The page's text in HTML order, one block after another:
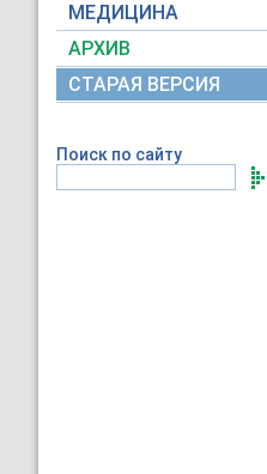
МЕДИЦИНА
АРХИВ
СТАРАЯ ВЕРСИЯ
Поиск по сайту